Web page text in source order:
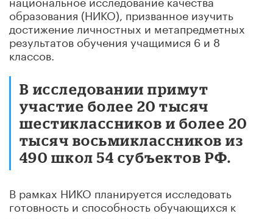
образования (НИКО), призванное изучить
достижение личностных и метапредметных
результатов обучения учащимися 6 и 8
классов.
В исследовании примут
участие более 20 тысяч
шестиклассников и более 20
тысяч восьмиклассников из
490 школ 54 субъектов РФ.
В рамках НИКО планируется исследовать
готовность и способность обучающихся к